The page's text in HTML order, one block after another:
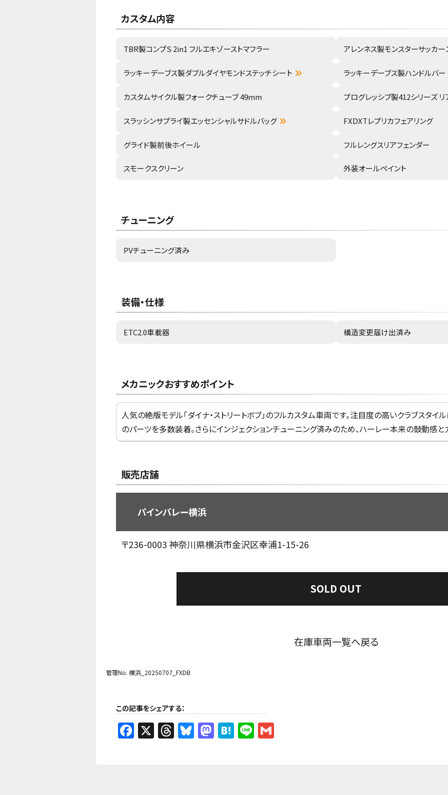
カスタム内容
TBR製コンプS 2in1 フルエキゾーストマフラー アレンネス製モンスターサッカ
ラッキーデーブス製ダブルダイヤモンドステッチシート ラッキーデーブス製ハンドルバ
カスタムサイクル製フォークチューブ 49mm プログレッシブ製412シリーズ リ
スラッシンサプライ製エッセンシャルサドルバッグ FXDXTレプリカフェアリング
グライド製前後ホイール フルレングスリアフェンダー
スモークスクリーン 外装オールペイント
チューニング
PVチューニング済み
装備・仕様
ETC2.0車載器 構造変更届け出済み
メカニックおすすめポイント
人気の絶版モデル「ダイナ・ストリートボブ」のフルカスタム車両です。注目度の高いクラブスタイ
のパーツを多数装着。さらにインジェクションチューニング済みのため、ハーレー本来の鼓動感と
販売店舗
パインバレー横浜
〒236-0003 神奈川県横浜市金沢区幸浦1-15-26
SOLD OUT
在庫車両一覧へ戻る
管理No. 横浜_20250707_FXDB
この記事をシェアする：
Facebook
X Threads
Bluesky
Mastodon
Hatena
Line